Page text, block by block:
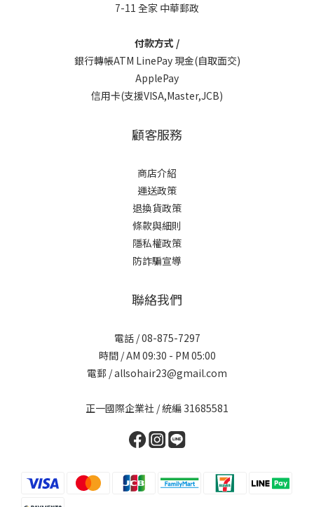
7-11 全家 中華郵政
付款方式 /
銀行轉帳ATM LinePay 現金(自取面交)
ApplePay
信用卡(支援VISA,Master,JCB)
顧客服務
商店介紹
運送政策
退換貨政策
條款與細則
隱私權政策
防詐騙宣導
聯絡我們
電話 / 08-875-7297
時間 / AM 09:30 - PM 05:00
電郵 / allsohair23@gmail.com
正一國際企業社 / 統編 31685581